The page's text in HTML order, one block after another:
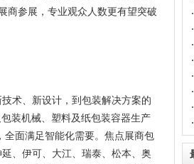
商参展，专业观众人数更有望突破
术、新设计，到包装解决方案的
装机械、塑料及纸包装容器生产
面满足智能化需要。焦点展商包
、伊可、大江、瑞泰、松本、奥